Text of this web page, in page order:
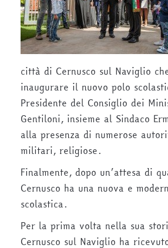
città di Cernusco sul Naviglio
inaugurare il nuovo polo
Presidente del Consiglio dei
Gentiloni, insieme al Sindaco
alla presenza di numerose
militari, religiose.
Finalmente, dopo un’attesa di
Cernusco ha una nuova e
scolastica.
Per la prima volta nella sua
Cernusco sul Naviglio ha